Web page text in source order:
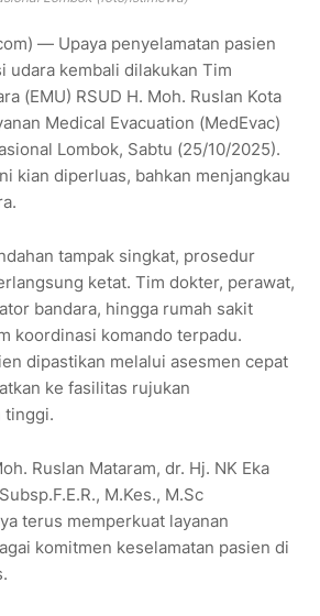
— Upaya penyelamatan pasien
udara kembali dilakukan Tim
(EMU) RSUD H. Moh. Ruslan Kota
Medical Evacuation (MedEvac)
Lombok, Sabtu (25/10/2025).
kian diperluas, bahkan menjangkau
tampak singkat, prosedur
ketat. Tim dokter, perawat,
bandara, hingga rumah sakit
koordinasi komando terpadu.
dipastikan melalui asesmen cepat
ke fasilitas rujukan
tinggi.
Ruslan Mataram, dr. Hj. NK Eka
M.Kes., M.Sc
terus memperkuat layanan
komitmen keselamatan pasien di